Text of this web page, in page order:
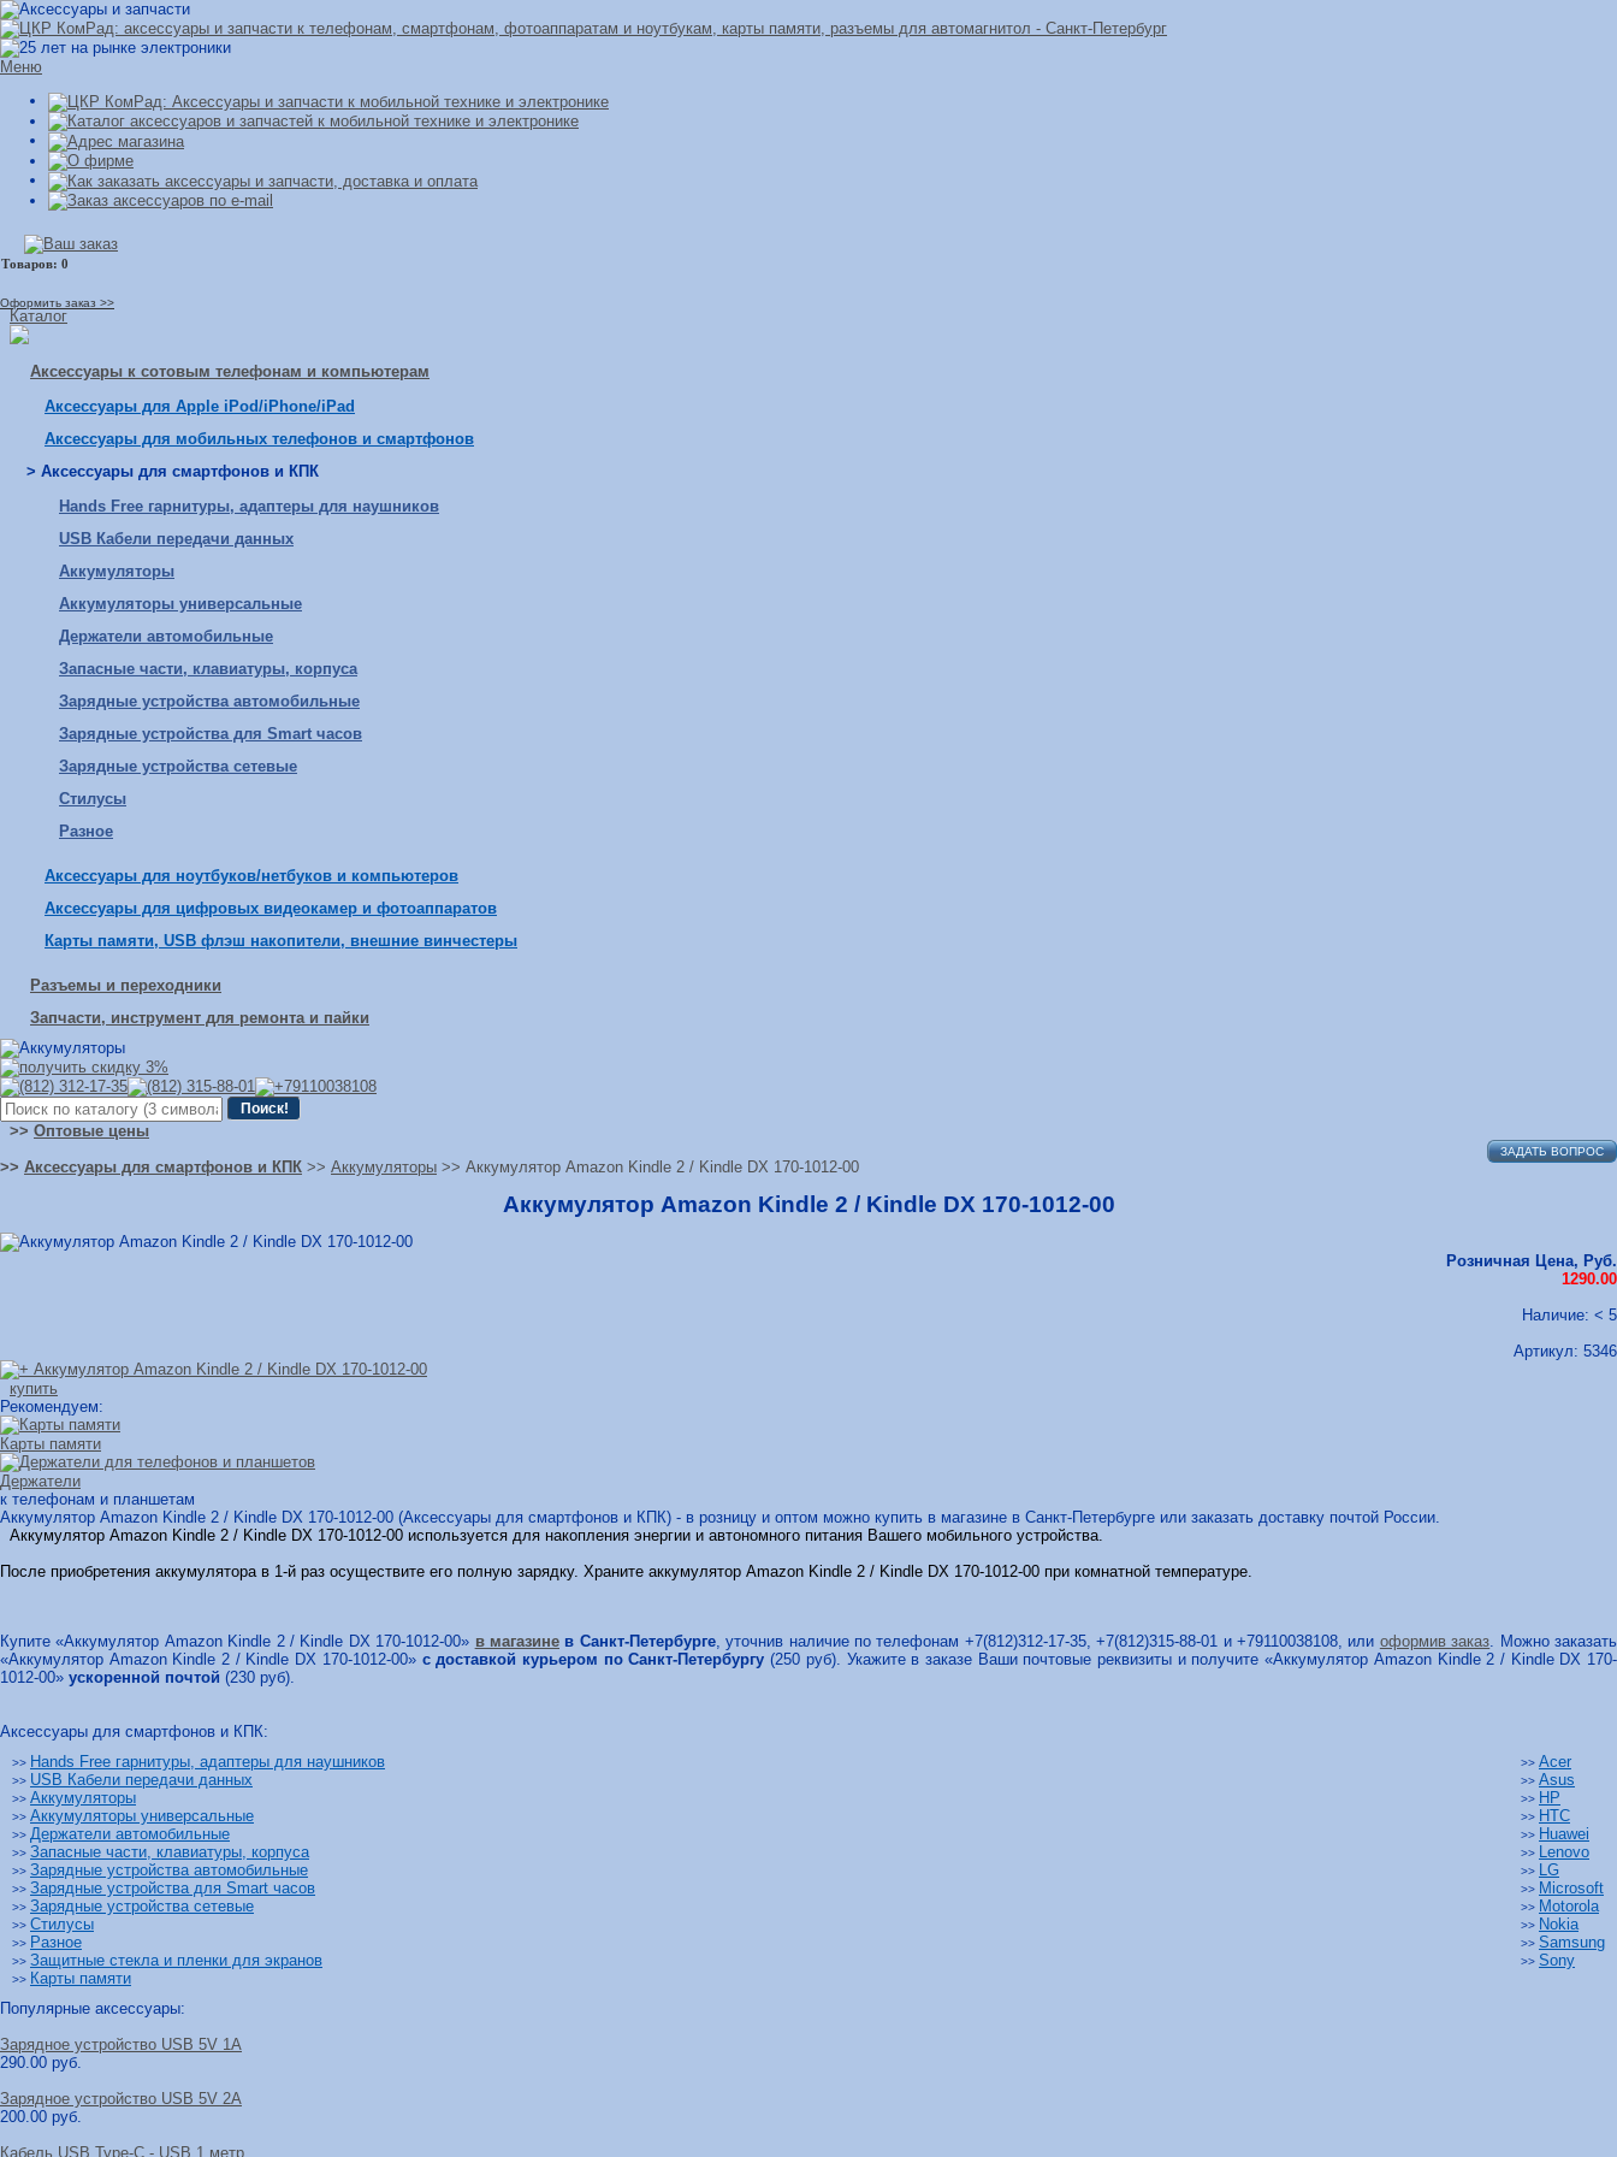
Меню
Оформить заказ >>
Каталог
Аксессуары к сотовым телефонам и компьютерам
Аксессуары для Apple iPod/iPhone/iPad
Аксессуары для мобильных телефонов и смартфонов
> Аксессуары для смартфонов и КПК
Hands Free гарнитуры, адаптеры для наушников
USB Кабели передачи данных
Аккумуляторы
Аккумуляторы универсальные
Держатели автомобильные
Запасные части, клавиатуры, корпуса
Зарядные устройства автомобильные
Зарядные устройства для Smart часов
Зарядные устройства сетевые
Стилусы
Разное
Аксессуары для ноутбуков/нетбуков и компьютеров
Аксессуары для цифровых видеокамер и фотоаппаратов
Карты памяти, USB флэш накопители, внешние винчестеры
Разъемы и переходники
Запчасти, инструмент для ремонта и пайки
>> Оптовые цены
ЗАДАТЬ ВОПРОС
>> Аксессуары для смартфонов и КПК >> Аккумуляторы >> Аккумулятор Amazon Kindle 2 / Kindle DX 170-1012-00
Аккумулятор Amazon Kindle 2 / Kindle DX 170-1012-00
Розничная Цена, Руб.
1290.00
Наличие: < 5
Артикул: 5346
купить
Рекомендуем:
Карты памяти
Держатели
к телефонам и планшетам
Аккумулятор Amazon Kindle 2 / Kindle DX 170-1012-00 (Аксессуары для смартфонов и КПК) - в розницу и оптом можно купить в магазине в Санкт-Петербурге или заказать доставку почтой России.
Аккумулятор Amazon Kindle 2 / Kindle DX 170-1012-00 используется для накопления энергии и автономного питания Вашего мобильного устройства.
После приобретения аккумулятора в 1-й раз осуществите его полную зарядку. Храните аккумулятор Amazon Kindle 2 / Kindle DX 170-1012-00 при комнатной температуре.
Купите «Аккумулятор Amazon Kindle 2 / Kindle DX 170-1012-00» в магазине в Санкт-Петербурге, уточнив наличие по телефонам +7(812)312-17-35, +7(812)315-88-01 и +79110038108, или оформив заказ. Можно заказать
«Аккумулятор Amazon Kindle 2 / Kindle DX 170-1012-00» с доставкой курьером по Санкт-Петербургу (250 руб). Укажите в заказе Ваши почтовые реквизиты и получите «Аккумулятор Amazon Kindle 2 / Kindle DX 170-
1012-00» ускоренной почтой (230 руб).
Аксессуары для смартфонов и КПК:
>> Hands Free гарнитуры, адаптеры для наушников
>> USB Кабели передачи данных
>> Аккумуляторы
>> Аккумуляторы универсальные
>> Держатели автомобильные
>> Запасные части, клавиатуры, корпуса
>> Зарядные устройства автомобильные
>> Зарядные устройства для Smart часов
>> Зарядные устройства сетевые
>> Стилусы
>> Разное
>> Защитные стекла и пленки для экранов
>> Карты памяти
>> Acer
>> Asus
>> HP
>> HTC
>> Huawei
>> Lenovo
>> LG
>> Microsoft
>> Motorola
>> Nokia
>> Samsung
>> Sony
Популярные аксессуары:
Зарядное устройство USB 5V 1A
290.00 руб.
Зарядное устройство USB 5V 2A
200.00 руб.
Кабель USB Type-C - USB 1 метр